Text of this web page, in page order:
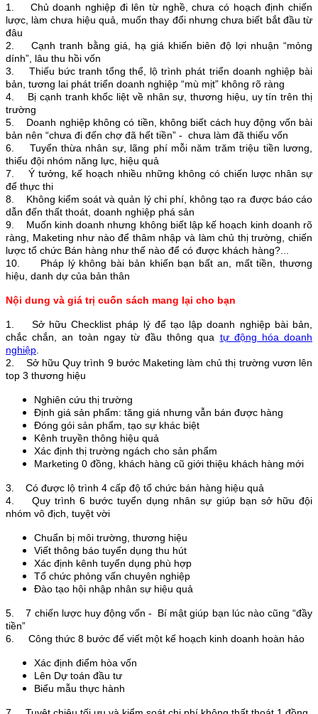
1. Chủ doanh nghiệp đi lên từ nghề, chưa có hoạch định chiến
lược, làm chưa hiệu quả, muốn thay đổi nhưng chưa biết bắt đầu từ
đâu
2. Cạnh tranh bằng giá, hạ giá khiến biên độ lợi nhuận “mỏng
dính”, lâu thu hồi vốn
3. Thiếu bức tranh tổng thể, lộ trình phát triển doanh nghiệp bài
bản, tương lai phát triển doanh nghiệp “mù mịt” không rõ ràng
4. Bị cạnh tranh khốc liệt về nhân sự, thương hiệu, uy tín trên thị
trường
5. Doanh nghiệp không có tiền, không biết cách huy động vốn bài
bản nên “chưa đi đến chợ đã hết tiền” - chưa làm đã thiếu vốn
6. Tuyển thừa nhân sự, lãng phí mỗi năm trăm triệu tiền lương,
thiếu đội nhóm năng lực, hiệu quả
7. Ý tưởng, kế hoạch nhiều những không có chiến lược nhân sự
để thực thi
8. Không kiểm soát và quản lý chi phí, không tạo ra được báo cáo
dẫn đến thất thoát, doanh nghiệp phá sản
9. Muốn kinh doanh nhưng không biết lập kế hoạch kinh doanh rõ
ràng, Maketing như nào để thâm nhập và làm chủ thị trường, chiến
lược tổ chức Bán hàng như thế nào để có được khách hàng?...
10. Pháp lý không bài bản khiến bạn bất an, mất tiền, thương
hiệu, danh dự của bản thân
Nội dung và giá trị cuốn sách mang lại cho bạn
1. Sở hữu Checklist pháp lý để tạo lập doanh nghiệp bài bản,
chắc chắn, an toàn ngay từ đầu thông qua tự động hóa doanh
nghiệp
2. Sở hữu Quy trình 9 bước Maketing làm chủ thị trường vươn lên
top 3 thương hiệu
Nghiên cứu thị trường
Định giá sản phẩm: tăng giá nhưng vẫn bán được hàng
Đóng gói sản phẩm, tạo sự khác biệt
Kênh truyền thông hiệu quả
Xác định thị trường ngách cho sản phẩm
Marketing 0 đồng, khách hàng cũ giới thiệu khách hàng mới
3. Có được lộ trình 4 cấp độ tổ chức bán hàng hiệu quả
4. Quy trình 6 bước tuyển dụng nhân sự giúp bạn sở hữu đội
nhóm vô địch, tuyệt vời
Chuẩn bị môi trường, thương hiệu
Viết thông báo tuyển dụng thu hút
Xác định kênh tuyển dụng phù hợp
Tổ chức phỏng vấn chuyên nghiệp
Đào tạo hội nhập nhân sự hiệu quả
5. 7 chiến lược huy động vốn - Bí mật giúp bạn lúc nào cũng “đầy
tiền”
6. Công thức 8 bước để viết một kế hoạch kinh doanh hoàn hảo
Xác định điểm hòa vốn
Lên Dự toán đầu tư
Biểu mẫu thực hành